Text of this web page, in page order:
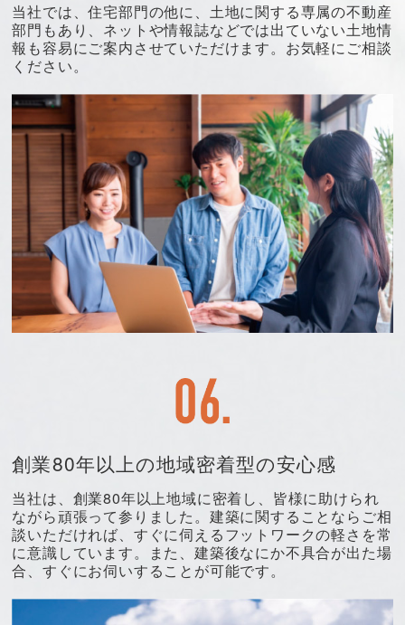
当社では、住宅部門の他に、土地に関する専属の不動産
部門もあり、ネットや情報誌などでは出ていない土地情
報も容易にご案内させていただけます。お気軽にご相談
ください。
創業80年以上の地域密着型の安心感
当社は、創業80年以上地域に密着し、皆様に助けられ
ながら頑張って参りました。建築に関することならご相
談いただければ、すぐに伺えるフットワークの軽さを常
に意識しています。また、建築後なにか不具合が出た場
合、すぐにお伺いすることが可能です。